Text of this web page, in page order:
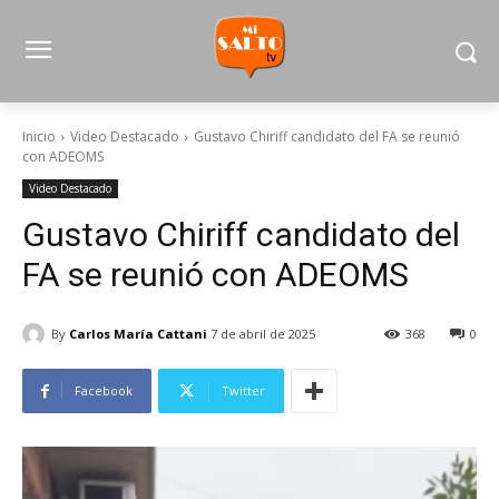
Inicio Video Destacado
Gustavo Chiriff candidato del FA se reunió
con ADEOMS
Video Destacado
Gustavo Chiriff candidato del
FA se reunió con ADEOMS
By Carlos María Cattani 7 de abril de 2025 0
368
Facebook Twitter
R
e